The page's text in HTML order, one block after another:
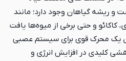
و ریشه گیاهان وجود دارد؛ مانند
کاکائو و حتی برخی از میوه‌ها یافت
یک محرک قوی برای سیستم عصبی
کلیدی در افزایش انرژی و